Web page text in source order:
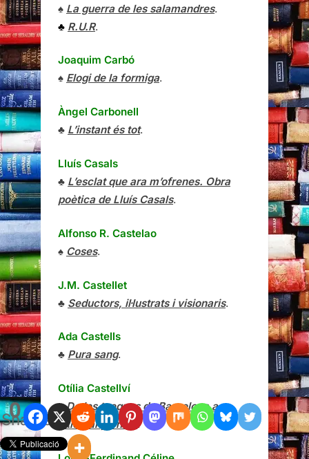
0
Shares
♠ La guerra de les salamandres.
♣ R.U.R.
Joaquim Carbó
♠ Elogi de la formiga.
Àngel Carbonell
♣ L’instant és tot.
Lluís Casals
♣ L’esclat que ara m’ofrenes. Obra
poètica de Lluís Casals.
Alfonso R. Castelao
♠ Coses.
J.M. Castellet
♣ Seductors, il·lustrats i visionaris.
Ada Castells
♣ Pura sang.
Otília Castellví
♠De les txeques de Barcelona a
l’Alemanya nazi .